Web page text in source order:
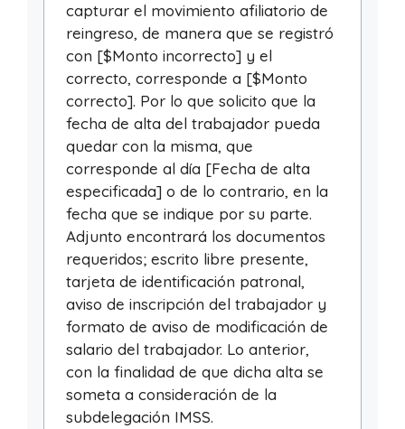
capturar el movimiento afiliatorio de
reingreso, de manera que se registró
con [$Monto incorrecto] y el
correcto, corresponde a [$Monto
correcto]. Por lo que solicito que la
fecha de alta del trabajador pueda
quedar con la misma, que
corresponde al día [Fecha de alta
especificada] o de lo contrario, en la
fecha que se indique por su parte.
Adjunto encontrará los documentos
requeridos; escrito libre presente,
tarjeta de identificación patronal,
aviso de inscripción del trabajador y
formato de aviso de modificación de
salario del trabajador. Lo anterior,
con la finalidad de que dicha alta se
someta a consideración de la
subdelegación IMSS.